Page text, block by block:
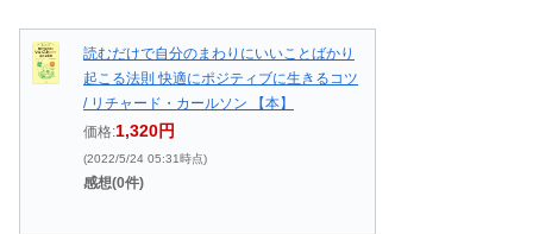
読むだけで自分のまわりにいいことばかり
起こる法則 快適にポジティブに生きるコツ
/ リチャード・カールソン 【本】
価格:1,320円
(2022/5/24 05:31時点)
感想(0件)